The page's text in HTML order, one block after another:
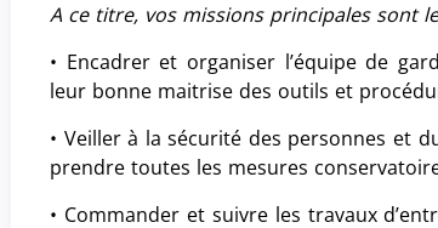
A ce titre, vos missions principales sont
• Encadrer et organiser l’équipe de
leur bonne maitrise des outils et
• Veiller à la sécurité des personnes et
prendre toutes les mesures
• Commander et suivre les travaux